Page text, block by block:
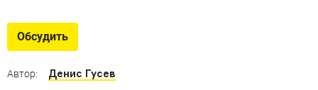
Обсудить
Автор: Денис Гусев